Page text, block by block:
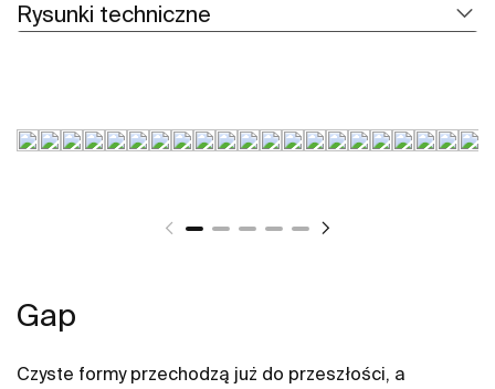
Rysunki techniczne
Gap
Czyste formy przechodzą już do przeszłości, a